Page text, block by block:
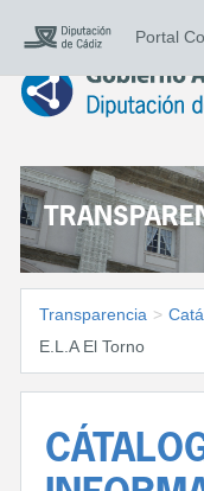
Portal
Transparencia >
E.L.A El Torno